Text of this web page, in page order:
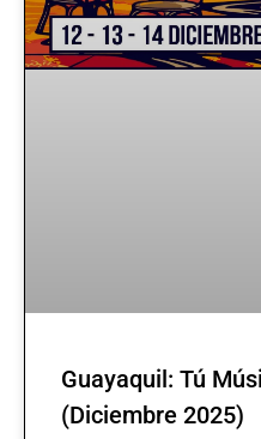
Guayaquil: Tú
(Diciembre 2025)